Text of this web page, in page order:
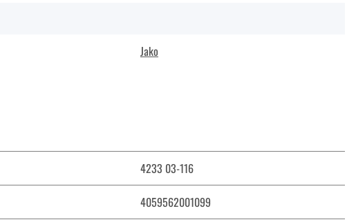
Jako
4233 03-116
4059562001099